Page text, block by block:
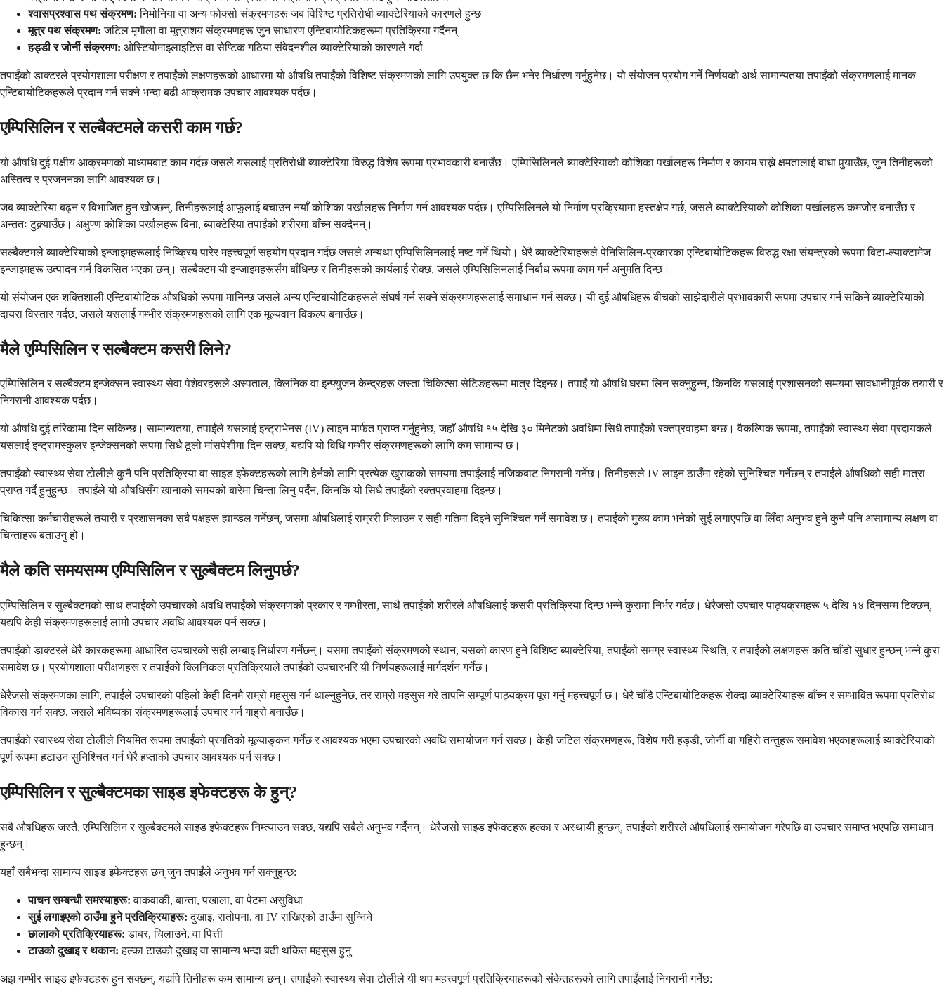
श्वासप्रश्वास पथ संक्रमण: निमोनिया वा अन्य फोक्सो संक्रमणहरू जब विशिष्ट प्रतिरोधी ब्याक्टेरियाको कारणले हुन्छ
मूत्र पथ संक्रमण: जटिल मृगौला वा मूत्राशय संक्रमणहरू जुन साधारण एन्टिबायोटिकहरूमा प्रतिक्रिया गर्दैनन्
हड्डी र जोर्नी संक्रमण: ओस्टियोमाइलाइटिस वा सेप्टिक गठिया संवेदनशील ब्याक्टेरियाको कारणले गर्दा
तपाईंको डाक्टरले प्रयोगशाला परीक्षण र तपाईंको लक्षणहरूको आधारमा यो औषधि तपाईंको विशिष्ट संक्रमणको लागि उपयुक्त छ कि छैन भनेर निर्धारण गर्नुहुनेछ। यो संयोजन प्रयोग गर्ने निर्णयको अर्थ सामान्यतया तपाईंको संक्रमणलाई मानक
एन्टिबायोटिकहरूले प्रदान गर्न सक्ने भन्दा बढी आक्रामक उपचार आवश्यक पर्दछ।
एम्पिसिलिन र सल्बैक्टमले कसरी काम गर्छ?
यो औषधि दुई-पक्षीय आक्रमणको माध्यमबाट काम गर्दछ जसले यसलाई प्रतिरोधी ब्याक्टेरिया विरुद्ध विशेष रूपमा प्रभावकारी बनाउँछ। एम्पिसिलिनले ब्याक्टेरियाको कोशिका पर्खालहरू निर्माण र कायम राख्ने क्षमतालाई बाधा पुर्‍याउँछ, जुन तिनीहरूको
अस्तित्व र प्रजननका लागि आवश्यक छ।
जब ब्याक्टेरिया बढ्न र विभाजित हुन खोज्छन्, तिनीहरूलाई आफूलाई बचाउन नयाँ कोशिका पर्खालहरू निर्माण गर्न आवश्यक पर्दछ। एम्पिसिलिनले यो निर्माण प्रक्रियामा हस्तक्षेप गर्छ, जसले ब्याक्टेरियाको कोशिका पर्खालहरू कमजोर बनाउँछ र
अन्ततः टुक्र्याउँछ। अक्षुण्ण कोशिका पर्खालहरू बिना, ब्याक्टेरिया तपाईंको शरीरमा बाँच्न सक्दैनन्।
सल्बैक्टमले ब्याक्टेरियाको इन्जाइमहरूलाई निष्क्रिय पारेर महत्त्वपूर्ण सहयोग प्रदान गर्दछ जसले अन्यथा एम्पिसिलिनलाई नष्ट गर्ने थियो। धेरै ब्याक्टेरियाहरूले पेनिसिलिन-प्रकारका एन्टिबायोटिकहरू विरुद्ध रक्षा संयन्त्रको रूपमा बिटा-ल्याक्टामेज
इन्जाइमहरू उत्पादन गर्न विकसित भएका छन्। सल्बैक्टम यी इन्जाइमहरूसँग बाँधिन्छ र तिनीहरूको कार्यलाई रोक्छ, जसले एम्पिसिलिनलाई निर्बाध रूपमा काम गर्न अनुमति दिन्छ।
यो संयोजन एक शक्तिशाली एन्टिबायोटिक औषधिको रूपमा मानिन्छ जसले अन्य एन्टिबायोटिकहरूले संघर्ष गर्न सक्ने संक्रमणहरूलाई समाधान गर्न सक्छ। यी दुई औषधिहरू बीचको साझेदारीले प्रभावकारी रूपमा उपचार गर्न सकिने ब्याक्टेरियाको
दायरा विस्तार गर्दछ, जसले यसलाई गम्भीर संक्रमणहरूको लागि एक मूल्यवान विकल्प बनाउँछ।
मैले एम्पिसिलिन र सल्बैक्टम कसरी लिने?
एम्पिसिलिन र सल्बैक्टम इन्जेक्सन स्वास्थ्य सेवा पेशेवरहरूले अस्पताल, क्लिनिक वा इन्फ्युजन केन्द्रहरू जस्ता चिकित्सा सेटिङहरूमा मात्र दिइन्छ। तपाईं यो औषधि घरमा लिन सक्नुहुन्न, किनकि यसलाई प्रशासनको समयमा सावधानीपूर्वक तयारी र
निगरानी आवश्यक पर्दछ।
यो औषधि दुई तरिकामा दिन सकिन्छ। सामान्यतया, तपाईंले यसलाई इन्ट्राभेनस (IV) लाइन मार्फत प्राप्त गर्नुहुनेछ, जहाँ औषधि १५ देखि ३० मिनेटको अवधिमा सिधै तपाईंको रक्तप्रवाहमा बग्छ। वैकल्पिक रूपमा, तपाईंको स्वास्थ्य सेवा प्रदायकले
यसलाई इन्ट्रामस्कुलर इन्जेक्सनको रूपमा सिधै ठूलो मांसपेशीमा दिन सक्छ, यद्यपि यो विधि गम्भीर संक्रमणहरूको लागि कम सामान्य छ।
तपाईंको स्वास्थ्य सेवा टोलीले कुनै पनि प्रतिक्रिया वा साइड इफेक्टहरूको लागि हेर्नको लागि प्रत्येक खुराकको समयमा तपाईंलाई नजिकबाट निगरानी गर्नेछ। तिनीहरूले IV लाइन ठाउँमा रहेको सुनिश्चित गर्नेछन् र तपाईंले औषधिको सही मात्रा
प्राप्त गर्दै हुनुहुन्छ। तपाईंले यो औषधिसँग खानाको समयको बारेमा चिन्ता लिनु पर्दैन, किनकि यो सिधै तपाईंको रक्तप्रवाहमा दिइन्छ।
चिकित्सा कर्मचारीहरूले तयारी र प्रशासनका सबै पक्षहरू ह्यान्डल गर्नेछन्, जसमा औषधिलाई राम्ररी मिलाउन र सही गतिमा दिइने सुनिश्चित गर्ने समावेश छ। तपाईंको मुख्य काम भनेको सुई लगाएपछि वा लिँदा अनुभव हुने कुनै पनि असामान्य लक्षण वा
चिन्ताहरू बताउनु हो।
मैले कति समयसम्म एम्पिसिलिन र सुल्बैक्टम लिनुपर्छ?
एम्पिसिलिन र सुल्बैक्टमको साथ तपाईंको उपचारको अवधि तपाईंको संक्रमणको प्रकार र गम्भीरता, साथै तपाईंको शरीरले औषधिलाई कसरी प्रतिक्रिया दिन्छ भन्ने कुरामा निर्भर गर्दछ। धेरैजसो उपचार पाठ्यक्रमहरू ५ देखि १४ दिनसम्म टिक्छन्,
यद्यपि केही संक्रमणहरूलाई लामो उपचार अवधि आवश्यक पर्न सक्छ।
तपाईंको डाक्टरले धेरै कारकहरूमा आधारित उपचारको सही लम्बाइ निर्धारण गर्नेछन्। यसमा तपाईंको संक्रमणको स्थान, यसको कारण हुने विशिष्ट ब्याक्टेरिया, तपाईंको समग्र स्वास्थ्य स्थिति, र तपाईंको लक्षणहरू कति चाँडो सुधार हुन्छन् भन्ने कुरा
समावेश छ। प्रयोगशाला परीक्षणहरू र तपाईंको क्लिनिकल प्रतिक्रियाले तपाईंको उपचारभरि यी निर्णयहरूलाई मार्गदर्शन गर्नेछ।
धेरैजसो संक्रमणका लागि, तपाईंले उपचारको पहिलो केही दिनमै राम्रो महसुस गर्न थाल्नुहुनेछ, तर राम्रो महसुस गरे तापनि सम्पूर्ण पाठ्यक्रम पूरा गर्नु महत्त्वपूर्ण छ। धेरै चाँडै एन्टिबायोटिकहरू रोक्दा ब्याक्टेरियाहरू बाँच्न र सम्भावित रूपमा प्रतिरोध
विकास गर्न सक्छ, जसले भविष्यका संक्रमणहरूलाई उपचार गर्न गाह्रो बनाउँछ।
तपाईंको स्वास्थ्य सेवा टोलीले नियमित रूपमा तपाईंको प्रगतिको मूल्याङ्कन गर्नेछ र आवश्यक भएमा उपचारको अवधि समायोजन गर्न सक्छ। केही जटिल संक्रमणहरू, विशेष गरी हड्डी, जोर्नी वा गहिरो तन्तुहरू समावेश भएकाहरूलाई ब्याक्टेरियाको
पूर्ण रूपमा हटाउन सुनिश्चित गर्न धेरै हप्ताको उपचार आवश्यक पर्न सक्छ।
एम्पिसिलिन र सुल्बैक्टमका साइड इफेक्टहरू के हुन्?
सबै औषधिहरू जस्तै, एम्पिसिलिन र सुल्बैक्टमले साइड इफेक्टहरू निम्त्याउन सक्छ, यद्यपि सबैले अनुभव गर्दैनन्। धेरैजसो साइड इफेक्टहरू हल्का र अस्थायी हुन्छन्, तपाईंको शरीरले औषधिलाई समायोजन गरेपछि वा उपचार समाप्त भएपछि समाधान
हुन्छन्।
यहाँ सबैभन्दा सामान्य साइड इफेक्टहरू छन् जुन तपाईंले अनुभव गर्न सक्नुहुन्छ:
पाचन सम्बन्धी समस्याहरू: वाकवाकी, बान्ता, पखाला, वा पेटमा असुविधा
सुई लगाइएको ठाउँमा हुने प्रतिक्रियाहरू: दुखाइ, रातोपना, वा IV राखिएको ठाउँमा सुन्निने
छालाको प्रतिक्रियाहरू: डाबर, चिलाउने, वा पित्ती
टाउको दुखाइ र थकान: हल्का टाउको दुखाइ वा सामान्य भन्दा बढी थकित महसुस हुनु
अझ गम्भीर साइड इफेक्टहरू हुन सक्छन्, यद्यपि तिनीहरू कम सामान्य छन्। तपाईंको स्वास्थ्य सेवा टोलीले यी थप महत्त्वपूर्ण प्रतिक्रियाहरूको संकेतहरूको लागि तपाईंलाई निगरानी गर्नेछ: